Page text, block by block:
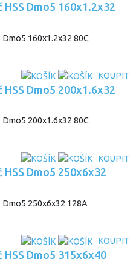
Dmo5 160x1.2x32
KOUPIT
Dmo5 200x1.6x32
KOUPIT
Dmo5 250x6x32
KOUPIT
Dmo5 315x6x40